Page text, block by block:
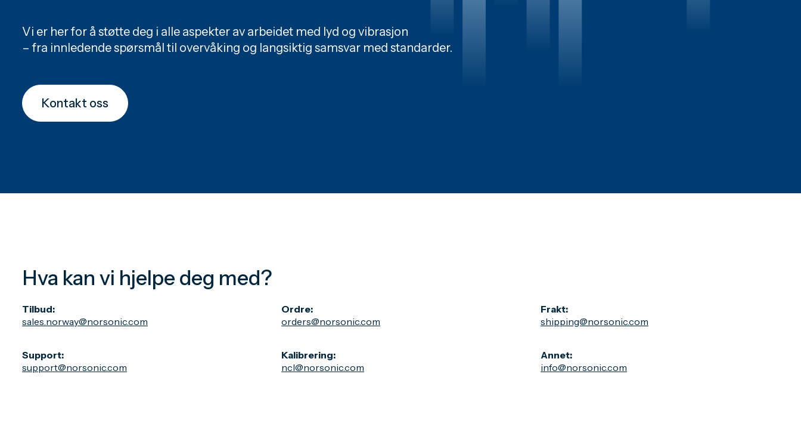
Vi er her for å støtte deg i alle aspekter av arbeidet med lyd og vibrasjon
– fra innledende spørsmål til overvåking og langsiktig samsvar med standarder.
Kontakt oss
Hva kan vi hjelpe deg med?
Tilbud:
sales.norway@norsonic.com
Ordre:
orders@norsonic.com
Frakt:
shipping@norsonic.com
Support:
support@norsonic.com
Kalibrering:
ncl@norsonic.com
Annet:
info@norsonic.com